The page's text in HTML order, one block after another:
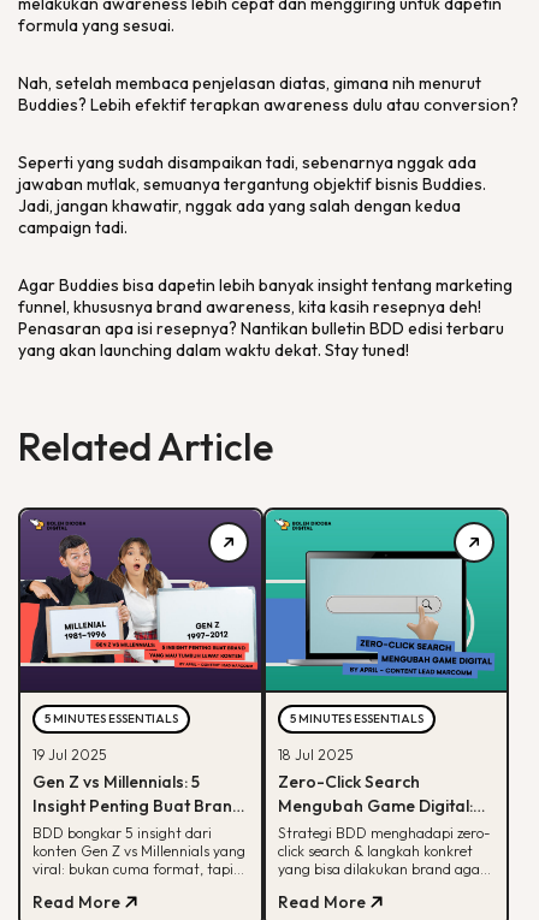
formula yang sesuai.
Nah, setelah membaca penjelasan diatas, gimana nih menurut
Buddies? Lebih efektif terapkan awareness dulu atau conversion?
Seperti yang sudah disampaikan tadi, sebenarnya nggak ada
jawaban mutlak, semuanya tergantung objektif bisnis Buddies.
Jadi, jangan khawatir, nggak ada yang salah dengan kedua
campaign tadi.
Agar Buddies bisa dapetin lebih banyak insight tentang marketing
funnel, khususnya brand awareness, kita kasih resepnya deh!
Penasaran apa isi resepnya? Nantikan bulletin BDD edisi terbaru
yang akan launching dalam waktu dekat. Stay tuned!
Related Article
5 MINUTES ESSENTIALS
19 Jul 2025
Gen Z vs Millennials: 5
Insight Penting Buat Brand
yang Mau Tumbuh Lewat
Konten
BDD bongkar 5 insight dari
konten Gen Z vs Millennials yang
viral: bukan cuma format, tapi
Read More
5 MINUTES ESSENTIALS
18 Jul 2025
Zero-Click Search
Mengubah Game Digital:
Begini Strategi BDD & Apa
yang Bisa Dilakukan Brand
Strategi BDD menghadapi zero-
click search & langkah konkret
yang bisa dilakukan brand agar
Google
Read More